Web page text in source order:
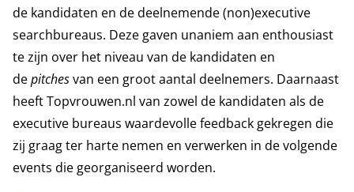
de kandidaten en de deelnemende (non)executive
searchbureaus. Deze gaven unaniem aan enthousiast
te zijn over het niveau van de kandidaten en
depitchesvan een groot aantal deelnemers. Daarnaast
heeft Topvrouwen.nl van zowel de kandidaten als de
executive bureaus waardevolle feedback gekregen die
zij graag ter harte nemen en verwerken in de volgende
events die georganiseerd worden.